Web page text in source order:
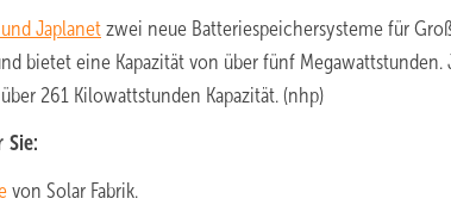
Japlanet zwei neue Batteriespeichersysteme für
bietet eine Kapazität von über fünf
261 Kilowattstunden Kapazität. (nhp)
Sie:
von Solar Fabrik.